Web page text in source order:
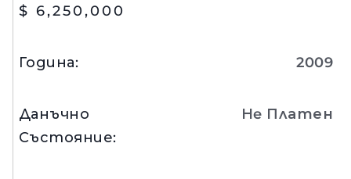
$ 6,250,000
Година: 2009
Данъчно
Състояние:
Нe Платен